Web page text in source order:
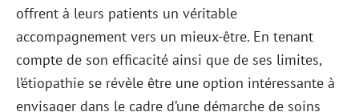
offrent à leurs patients un véritable
accompagnement vers un mieux-être. En tenant
compte de son efficacité ainsi que de ses limites,
l’étiopathie se révèle être une option intéressante à
envisager dans le cadre d’une démarche de soins